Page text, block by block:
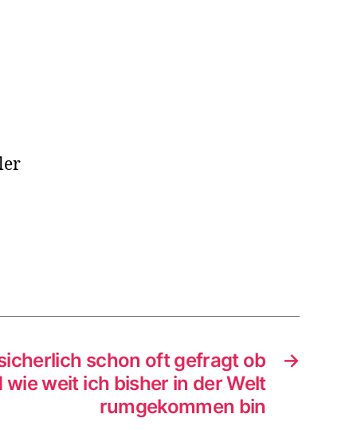
→
schon oft gefragt ob
wie weit ich bisher in der Welt
rumgekommen bin